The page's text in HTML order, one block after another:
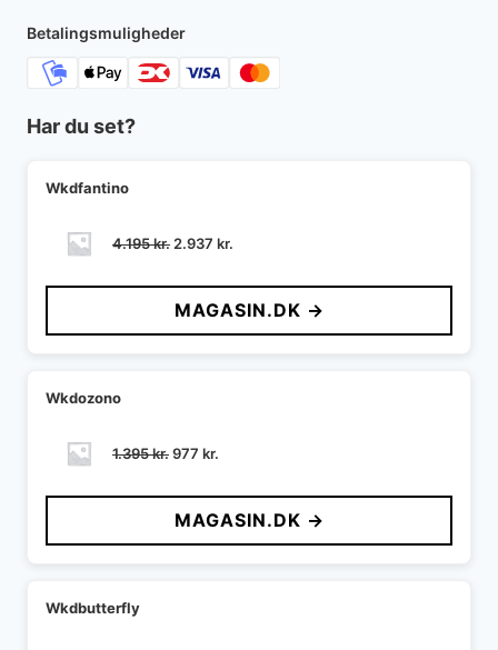
Betalingsmuligheder
Har du set?
Wkdfantino
4.195kr. Den
pris
var:
4.195 kr..
2.937 kr.
pris
er:
2.937 kr..
MAGASIN.DK →
Wkdozono
1.395kr.Den
pris
var:
1.395 kr..
977 kr.
pris
er:
977 kr..
MAGASIN.DK →
Wkdbutterfly